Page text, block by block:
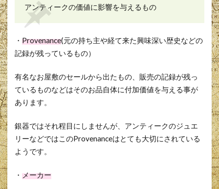
アンティークの価値に影響を与えるもの
・ Provenance(元の持ち主や経て来た興味深い歴史などの
記録が残っているもの）
有名なお屋敷のセールから出たもの、販売の記録が残っ
ているものなどはそのお品自体に付加価値を与える事が
あります。
銀器ではそれ程目にしませんが、アンティークのジュエ
リーなどではこのProvenanceはとても大切にされている
ようです。
・ メーカー